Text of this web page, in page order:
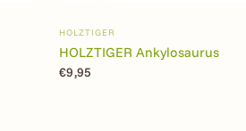
HOLZTIGER
HOLZTIGER Ankylosaurus
€9,95